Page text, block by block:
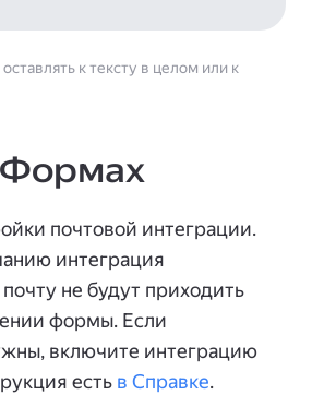
к тексту в целом или к
почтовой интеграции.
интеграция
не будут приходить
формы. Если
включите интеграцию
есть в Справке.